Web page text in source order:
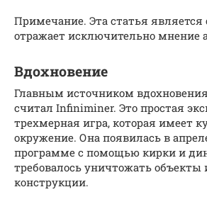
Примечание. Эта статья является
отражает исключительно мнение
Вдохновение
Главным источником
считал Infiniminer. Это простая
трехмерная игра, которая имеет
окружение. Она появилась в
программе с помощью кирки и
требовалось уничтожать объекты
конструкции.